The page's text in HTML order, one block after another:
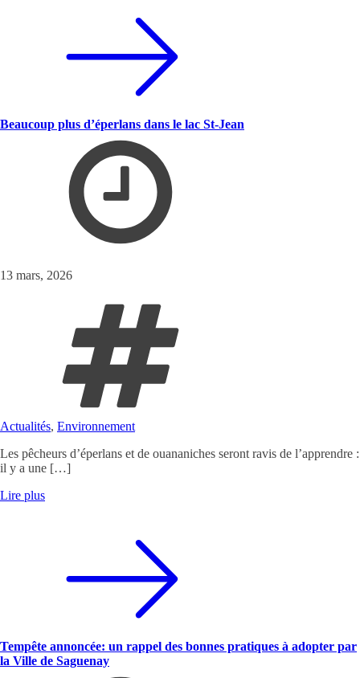
Beaucoup plus d’éperlans dans le lac St-Jean
13 mars, 2026
Actualités, Environnement
Les pêcheurs d’éperlans et de ouananiches seront ravis de l’apprendre :
il y a une […]
Lire plus
Tempête annoncée: un rappel des bonnes pratiques à adopter par
la Ville de Saguenay